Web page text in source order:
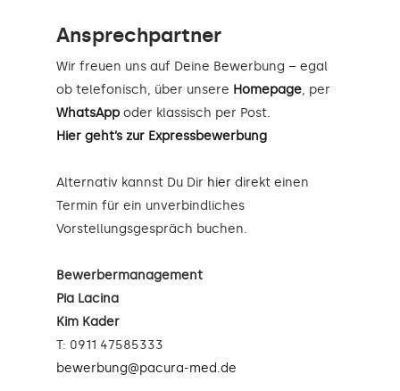
Ansprechpartner
Wir freuen uns auf Deine Bewerbung – egal
ob telefonisch, über unsere Homepage, per
WhatsApp oder klassisch per Post.
Hier geht’s zur Expressbewerbung
Alternativ kannst Du Dir hier direkt einen
Termin für ein unverbindliches
Vorstellungsgespräch buchen.
Bewerbermanagement
Pia Lacina
Kim Kader
T: 0911 47585333
bewerbung@pacura-med.de